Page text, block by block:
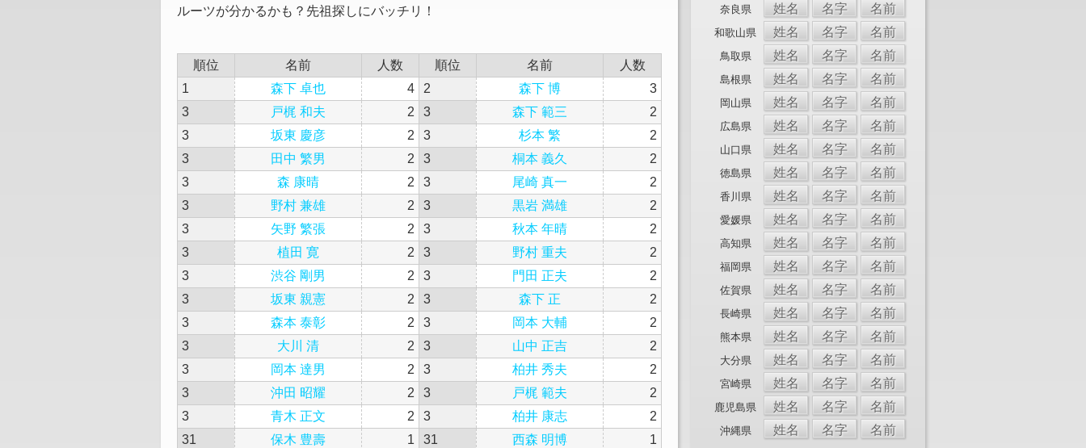
ルーツが分かるかも？先祖探しにバッチリ！
順位 名前 人数 順位 名前
人数
1
森下 卓也 4 2 森下 博
3
3
戸梶 和夫 2 3 森下 範三
2
3
坂東 慶彦 2 3 杉本 繁
2
3
田中 繁男 2 3 桐本 義久
2
3
森 康晴 2 3 尾崎 真一
2
3
野村 兼雄 2 3 黒岩 満雄
2
3
矢野 繁張 2 3 秋本 年晴
2
3
植田 寛 2 3 野村 重夫
2
3
渋谷 剛男 2 3 門田 正夫
2
3
坂東 親憲 2 3 森下 正
2
3
森本 泰彰 2 3 岡本 大輔
2
3
大川 清 2 3 山中 正吉
2
3
岡本 達男 2 3 柏井 秀夫
2
3
沖田 昭耀 2 3 戸梶 範夫
2
3
青木 正文 2 3 柏井 康志
2
31
保木 豊壽 1 31 西森 明博
1
奈良県 姓名 名字 名前
和歌山県 姓名 名字 名前
鳥取県 姓名 名字 名前
島根県 姓名 名字 名前
岡山県 姓名 名字 名前
広島県 姓名 名字 名前
山口県 姓名 名字 名前
徳島県 姓名 名字 名前
香川県 姓名 名字 名前
愛媛県 姓名 名字 名前
高知県 姓名 名字 名前
福岡県 姓名 名字 名前
佐賀県 姓名 名字 名前
長崎県 姓名 名字 名前
熊本県 姓名 名字 名前
大分県 姓名 名字 名前
宮崎県 姓名 名字 名前
鹿児島県 姓名 名字 名前
沖縄県 姓名 名字 名前